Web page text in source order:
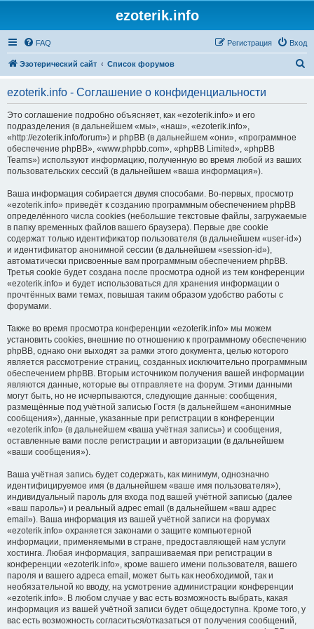
ezoterik.info
FAQ Вход
Регистрация
Эзотерический сайт Список форумов
ezoterik.info - Соглашение о конфиденциальности
Это соглашение подробно объясняет, как «ezoterik.info» и его
подразделения (в дальнейшем «мы», «наш», «ezoterik.info»,
«http://ezoterik.info/forum») и phpBB (в дальнейшем «они», «программное
обеспечение phpBB», «www.phpbb.com», «phpBB Limited», «phpBB
Teams») используют информацию, полученную во время любой из ваших
пользовательских сессий (в дальнейшем «ваша информация»).
Ваша информация собирается двумя способами. Во-первых, просмотр
«ezoterik.info» приведёт к созданию программным обеспечением phpBB
определённого числа cookies (небольшие текстовые файлы, загружаемые
в папку временных файлов вашего браузера). Первые две cookie
содержат только идентификатор пользователя (в дальнейшем «user-id»)
и идентификатор анонимной сессии (в дальнейшем «session-id»),
автоматически присвоенные вам программным обеспечением phpBB.
Третья cookie будет создана после просмотра одной из тем конференции
«ezoterik.info» и будет использоваться для хранения информации о
прочтённых вами темах, повышая таким образом удобство работы с
форумами.
Также во время просмотра конференции «ezoterik.info» мы можем
установить cookies, внешние по отношению к программному обеспечению
phpBB, однако они выходят за рамки этого документа, целью которого
является рассмотрение страниц, созданных исключительно программным
обеспечением phpBB. Вторым источником получения вашей информации
являются данные, которые вы отправляете на форум. Этими данными
могут быть, но не исчерпываются, следующие данные: сообщения,
размещённые под учётной записью Гостя (в дальнейшем «анонимные
сообщения»), данные, указанные при регистрации в конференции
«ezoterik.info» (в дальнейшем «ваша учётная запись») и сообщения,
оставленные вами после регистрации и авторизации (в дальнейшем
«ваши сообщения»).
Ваша учётная запись будет содержать, как минимум, однозначно
идентифицируемое имя (в дальнейшем «ваше имя пользователя»),
индивидуальный пароль для входа под вашей учётной записью (далее
«ваш пароль») и реальный адрес email (в дальнейшем «ваш адрес
email»). Ваша информация из вашей учётной записи на форумах
«ezoterik.info» охраняется законами о защите компьютерной
информации, применяемыми в стране, предоставляющей нам услуги
хостинга. Любая информация, запрашиваемая при регистрации в
конференции «ezoterik.info», кроме вашего имени пользователя, вашего
пароля и вашего адреса email, может быть как необходимой, так и
необязательной ко вводу, на усмотрение администрации конференции
«ezoterik.info». В любом случае у вас есть возможность выбрать, какая
информация из вашей учётной записи будет общедоступна. Кроме того, у
вас есть возможность согласиться/отказаться от получения сообщений,